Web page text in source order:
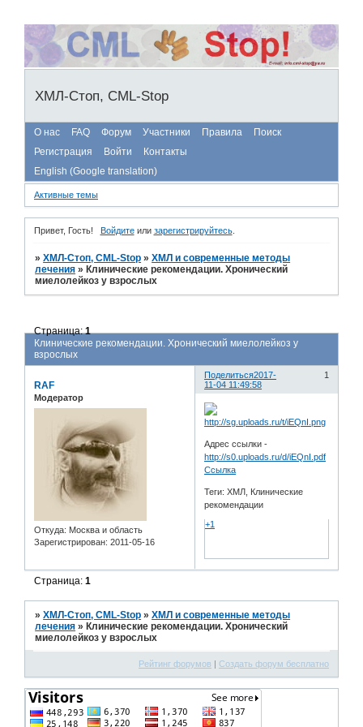
ХМЛ-Стоп, CML-Stop
О нас FAQ Форум Участники Правила
Поиск
Регистрация
Войти
Контакты
English (Google translation)
Активные темы
Привет, Гость! Войдитеили зарегистрируйтесь.
»ХМЛ-Стоп, CML-Stop »ХМЛ и современные методы
лечения » Клинические рекомендации. Хронический
миелолейкоз у взрослых
Клинические рекомендации. Хронический миелолейкоз у
взрослых
Страница:1
Поделиться 1
2017-
11-04 11:49:58
RAF
Модератор
Откуда: Москва и область
Зарегистрирован: 2011-05-16
Адрес ссылки -
http://s0.uploads.ru/d/iEQnI.pdf
Ссылка
Теги: ХМЛ, Клинические
рекомендации
+1
Страница:1
»ХМЛ-Стоп, CML-Stop »ХМЛ и современные методы
лечения » Клинические рекомендации. Хронический
миелолейкоз у взрослых
Рейтинг форумов | Создать форум бесплатно